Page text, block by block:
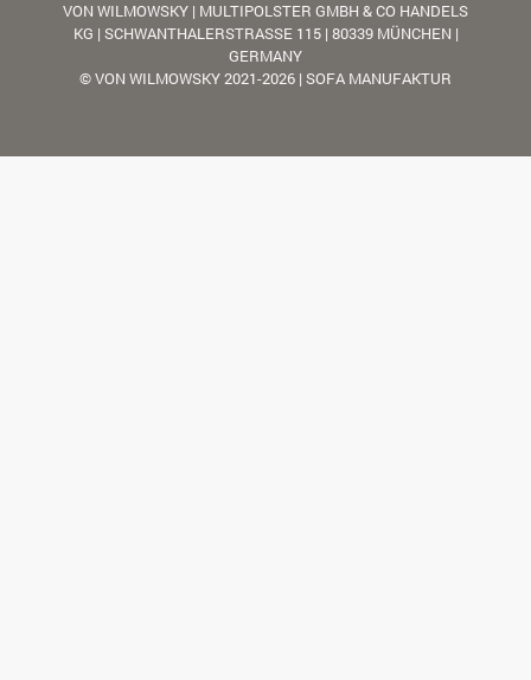
VON WILMOWSKY | MULTIPOLSTER GMBH & CO HANDELS
KG | SCHWANTHALERSTRASSE 115 | 80339 MÜNCHEN |
GERMANY
© VON WILMOWSKY 2021-2026 | SOFA MANUFAKTUR